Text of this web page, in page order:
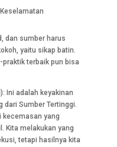
dan sumber harus
yaitu sikap batin.
praktik terbaik pun bisa
Ini adalah keyakinan
dari Sumber Tertinggi.
kecemasan yang
Kita melakukan yang
tetapi hasilnya kita